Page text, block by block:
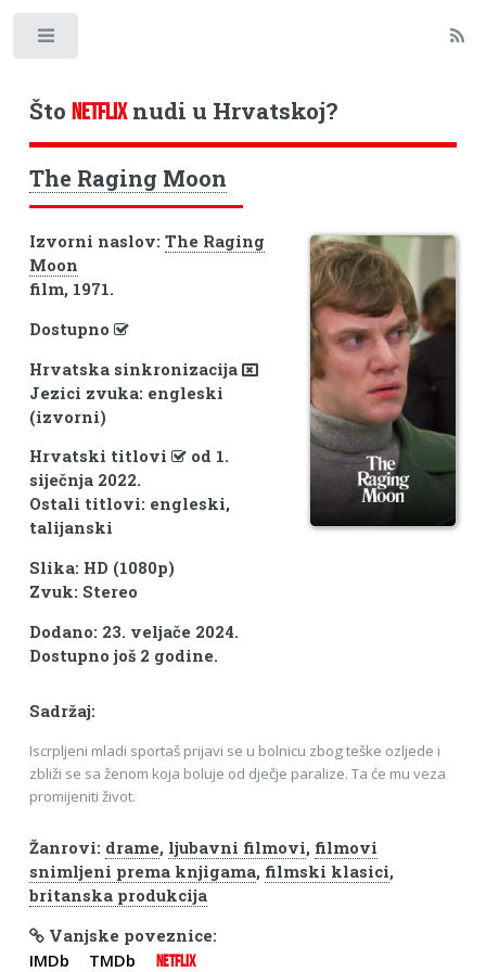
Što NETFLIXnudi u Hrvatskoj?
The Raging Moon
Izvorni naslov: The Raging
Moon
film, 1971.
Dostupno
Hrvatska sinkronizacija
Jezici zvuka: engleski
(izvorni)
Hrvatski titlovi
od 1.
siječnja 2022.
Ostali titlovi: engleski,
talijanski
Slika: HD (1080p)
Zvuk: Stereo
Dodano: 23. veljače 2024.
Dostupno još 2 godine.
Sadržaj:
Iscrpljeni mladi sportaš prijavi se u bolnicu zbog teške ozljede i
zbliži se sa ženom koja boluje od dječje paralize. Ta će mu veza
promijeniti život.
Žanrovi: drame, ljubavni filmovi, filmovi
snimljeni prema knjigama, filmski klasici,
britanska produkcija
Vanjske poveznice:
IMDb TMDb NETFLIX